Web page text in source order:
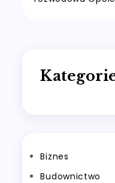
Biznes
Budownictwo